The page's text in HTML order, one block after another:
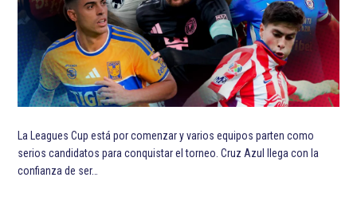
La Leagues Cup está por comenzar y varios equipos parten como
serios candidatos para conquistar el torneo. Cruz Azul llega con la
confianza de ser…